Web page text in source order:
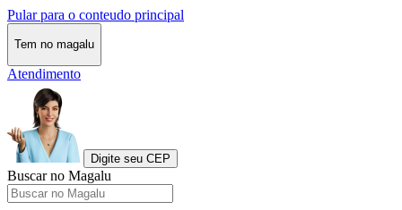
Pular para o conteudo principal
Tem no magalu
Atendimento
Digite seu CEP
Buscar no Magalu